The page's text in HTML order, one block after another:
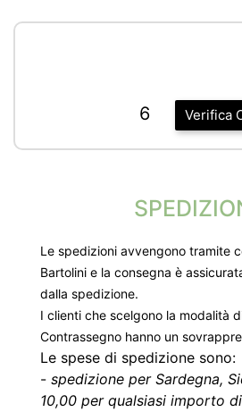
Verifica
6
Le spedizioni avvengono tramite
Bartolini e la consegna è
dalla spedizione.
I clienti che scelgono la modalità
Contrassegno hanno un
Le spese di spedizione sono:
- spedizione per Sardegna,
10,00 per qualsiasi importo